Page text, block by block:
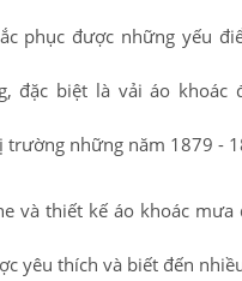
phục được những yếu
đặc biệt là vải áo khoác
trường những năm 1879 -
và thiết kế áo khoác
yêu thích và biết đến